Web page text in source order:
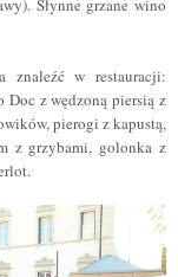
Słynne grzane wino
znaleźć w restauracji:
Doc z wędzoną piersią z
pierogi z kapustą,
z grzybami, golonka z